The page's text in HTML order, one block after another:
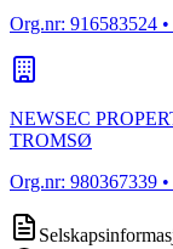
Org.nr: 916583524
NEWSEC
TROMSØ
Org.nr: 980367339